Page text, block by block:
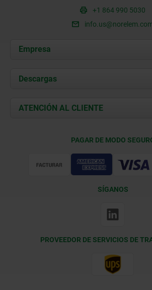
+1 864 990 5030
Empresa
Acerca de nosotros
Contacto
Descargas
Documents
ATENCIÓN AL CLIENTE
PAGAR DE MODO
SÍGANOS
PROVEEDOR DE SERVICIOS DE